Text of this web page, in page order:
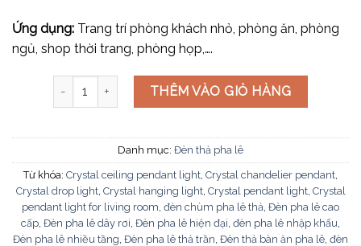
Ứng dụng: Trang trí phòng khách nhỏ, phòng ăn, phòng
ngủ, shop thời trang, phòng họp,….
Đèn thả pha lê TPL88207 số lượng
THÊM VÀO GIỎ HÀNG
Danh mục: Đèn thả pha lê
Từ khóa: Crystal ceiling pendant light Crystal chandelier pendant
Crystal drop light, Crystal hanging light, Crystal pendant light, Crystal
pendant light for living room đèn chùm pha lê thả Đèn pha lê cao
cấp Đèn pha lê dây rơi Đèn pha lê hiện đại đèn pha lê nhập khẩu
Đèn pha lê nhiều tầng Đèn pha lê thả trần Đèn thả bàn ăn pha lê đèn